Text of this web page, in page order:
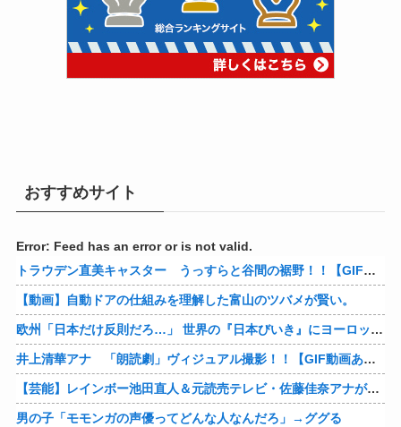
おすすめサイト
Error: Feed has an error or is not valid.
トラウデン直美キャスター うっすらと谷間の裾野！！【GIF動画あり】
【動画】自動ドアの仕組みを理解した富山のツバメが賢い。
欧州「日本だけ反則だろ…」 世界の『日本びいき』にヨーロッパ全土から不満の声
井上清華アナ 「朗読劇」ヴィジュアル撮影！！【GIF動画あり】
【芸能】レインボー池田直人＆元読売テレビ・佐藤佳奈アナが結婚
男の子「モモンガの声優ってどんな人なんだろ」→ググる